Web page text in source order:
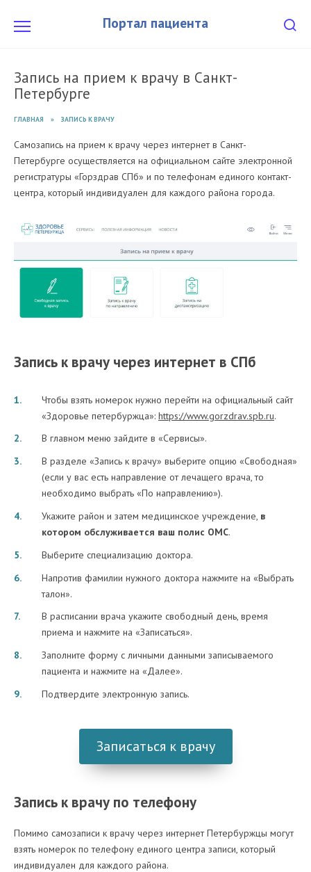
содержанию Портал пациента
Запись на прием к врачу в Санкт-
Петербурге
ГЛАВНАЯ » ЗАПИСЬ К ВРАЧУ
Самозапись на прием к врачу через интернет в Санкт-
Петербурге осуществляется на официальном сайте электронной
регистратуры «Горздрав СПб» и по телефонам единого контакт-
центра, который индивидуален для каждого района города.
Запись к врачу через интернет в СПб
Чтобы взять номерок нужно перейти на официальный сайт
«Здоровье петербуржца»: https://www.gorzdrav.spb.ru.
В главном меню зайдите в «Сервисы».
В разделе «Запись к врачу» выберите опцию «Свободная»
(если у вас есть направление от лечащего врача, то
необходимо выбрать «По направлению»).
Укажите район и затем медицинское учреждение, в
котором обслуживается ваш полис ОМС.
Выберите специализацию доктора.
Напротив фамилии нужного доктора нажмите на «Выбрать
талон».
В расписании врача укажите свободный день, время
приема и нажмите на «Записаться».
Заполните форму с личными данными записываемого
пациента и нажмите на «Далее».
Подтвердите электронную запись.
Записаться к врачу
Запись к врачу по телефону
Помимо самозаписи к врачу через интернет Петербуржцы могут
взять номерок по телефону единого центра записи, который
индивидуален для каждого района.